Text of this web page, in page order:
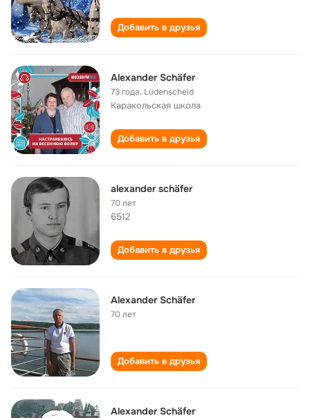
Добавить в друзья
Alexander Schäfer
73 года, Lüdenscheid
Каракольская школа
Добавить в друзья
alexander schäfer
70 лет
6512
Добавить в друзья
Alexander Schäfer
70 лет
Добавить в друзья
Аlexander Schäfer